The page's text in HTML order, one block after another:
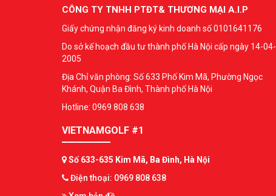
CÔNG TY TNHH PTĐT& THƯƠNG MẠI A.I.P
Giấy chứng nhận đăng ký kinh doanh số 0101641176
Do sở kế hoạch đầu tư thành phố Hà Nội cấp ngày 14-04-
2005
Địa Chỉ văn phòng: Số 633 Phố Kim Mã, Phường Ngọc
Khánh, Quận Ba Đình, Thành phố Hà Nội
Hotline: 0969 808 638
VIETNAMGOLF #1
Số 633-635 Kim Mã, Ba Đình, Hà Nội
Điện thoại: 0969 808 638